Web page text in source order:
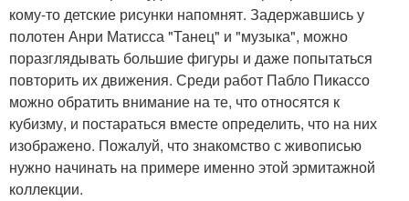
кому-то детские рисунки напомнят. Задержавшись у
полотен Анри Матисса "Танец" и "музыка", можно
поразглядывать большие фигуры и даже попытаться
повторить их движения. Среди работ Пабло Пикассо
можно обратить внимание на те, что относятся к
кубизму, и постараться вместе определить, что на них
изображено. Пожалуй, что знакомство с живописью
нужно начинать на примере именно этой эрмитажной
коллекции.